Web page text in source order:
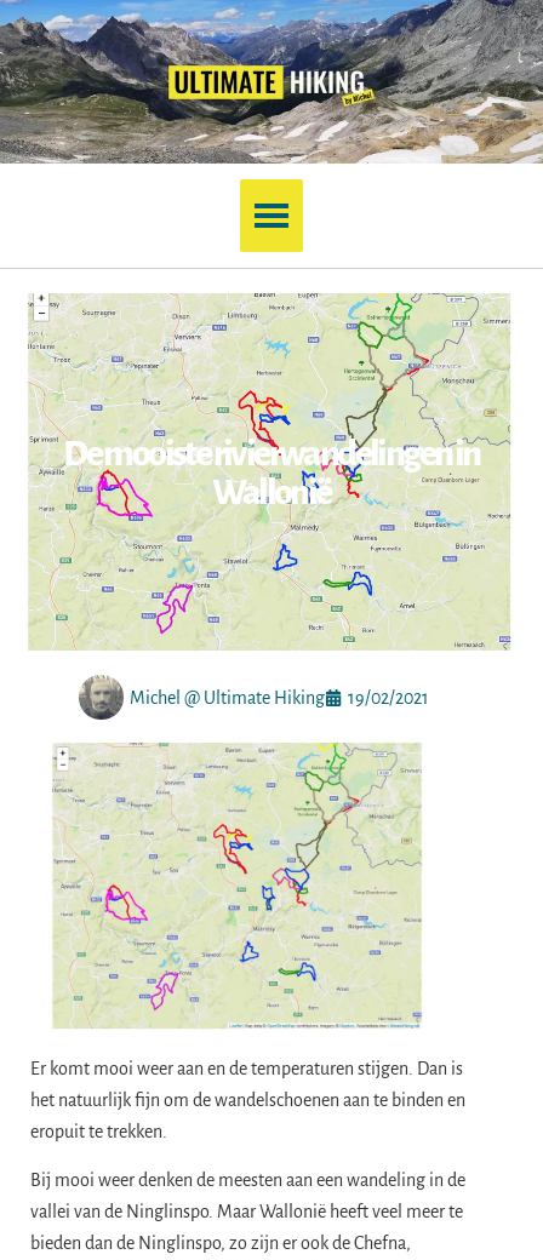
De mooiste rivierwandelingen in
Wallonië
Michel @ Ultimate Hiking 19/02/2021
Er komt mooi weer aan en de temperaturen stijgen. Dan is
het natuurlijk fijn om de wandelschoenen aan te binden en
eropuit te trekken.
Bij mooi weer denken de meesten aan een wandeling in de
vallei van de Ninglinspo. Maar Wallonië heeft veel meer te
bieden dan de Ninglinspo, zo zijn er ook de Chefna,